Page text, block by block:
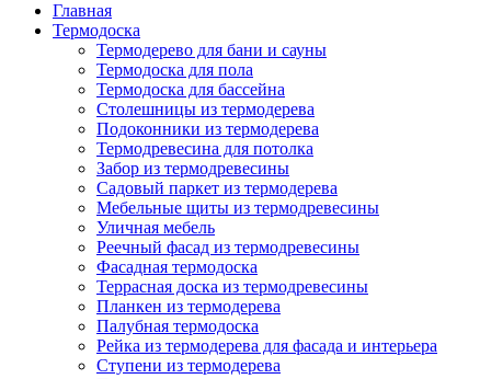
Главная
Термодоска
Термодерево для бани и сауны
Термодоска для пола
Термодоска для бассейна
Столешницы из термодерева
Подоконники из термодерева
Термодревесина для потолка
Забор из термодревесины
Садовый паркет из термодерева
Мебельные щиты из термодревесины
Уличная мебель
Реечный фасад из термодревесины
Фасадная термодоска
Террасная доска из термодревесины
Планкен из термодерева
Палубная термодоска
Рейка из термодерева для фасада и интерьера
Ступени из термодерева